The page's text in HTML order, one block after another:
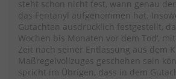
steht schon nicht fest, wann genau
das Fentanyl aufgenommen hat.
Gutachten ausdrücklich festgestellt,
Wochen bis Monaten vor dem Tod‘,
Zeit nach seiner Entlassung aus dem
Maßregelvollzuges geschehen sein
spricht im Übrigen, dass in dem